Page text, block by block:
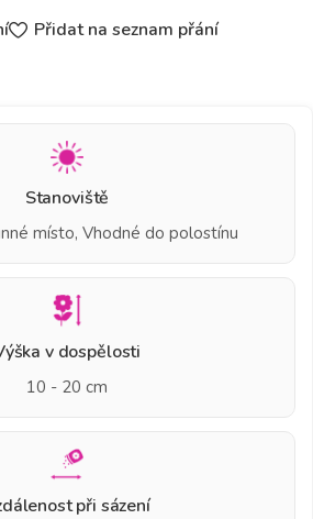
Přidat na seznam přání
Stanoviště
místo, Vhodné do polostínu
v dospělosti
10 - 20 cm
při sázení